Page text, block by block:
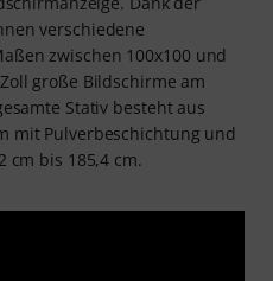
verschiedene
zwischen 100x100 und
große Bildschirme am
Stativ besteht aus
mit Pulverbeschichtung und
cm bis 185,4 cm.